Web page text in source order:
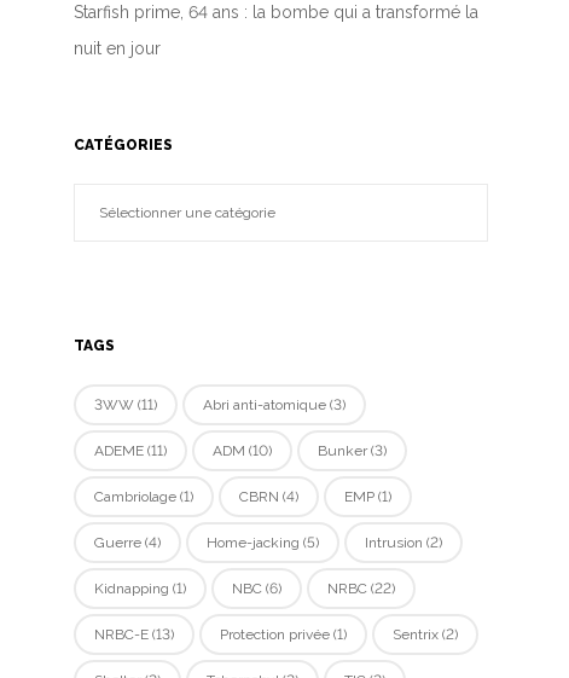
Starfish prime, 64 ans : la bombe qui a transformé la
nuit en jour
CATÉGORIES
TAGS
3WW(11) Abri anti-atomique(3)
ADEME(11) ADM (10) Bunker(3)
Cambriolage(1) CBRN (4) EMP(1)
Guerre(4) Home-jacking (5) Intrusion (2)
Kidnapping (1) NBC(6) NRBC(22)
NRBC-E(13) Protection privée(1) Sentrix(2)